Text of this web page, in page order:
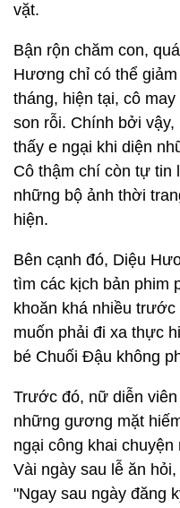
vặt.
Bận rộn chăm con,
Hương chỉ có thể
tháng, hiện tại, cô
son rỗi. Chính bởi
thấy e ngại khi diện
Cô thậm chí còn tự tin
những bộ ảnh thời
hiện.
Bên cạnh đó, Diệu
tìm các kịch bản phim
khoăn khá nhiều
muốn phải đi xa thực
bé Chuối Đậu không
Trước đó, nữ diễn
những gương mặt
ngại công khai
Vài ngày sau lễ ăn
"Ngay sau ngày đăng